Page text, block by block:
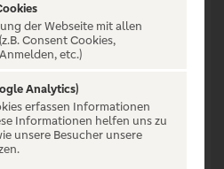
NICHT
der Webseite mit allen
Consent Cookies,
etc.)
Analytics)
erfassen Informationen
Informationen helfen uns zu
unsere Besucher unsere